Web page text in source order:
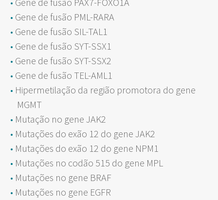
Gene de fusão PML-RARA
Gene de fusão SIL-TAL1
Gene de fusão SYT-SSX1
Gene de fusão SYT-SSX2
Gene de fusão TEL-AML1
Hipermetilação da região promotora do gene
MGMT
Mutação no gene JAK2
Mutações do exão 12 do gene JAK2
Mutações do exão 12 do gene NPM1
Mutações no codão 515 do gene MPL
Mutações no gene BRAF
Mutações no gene EGFR